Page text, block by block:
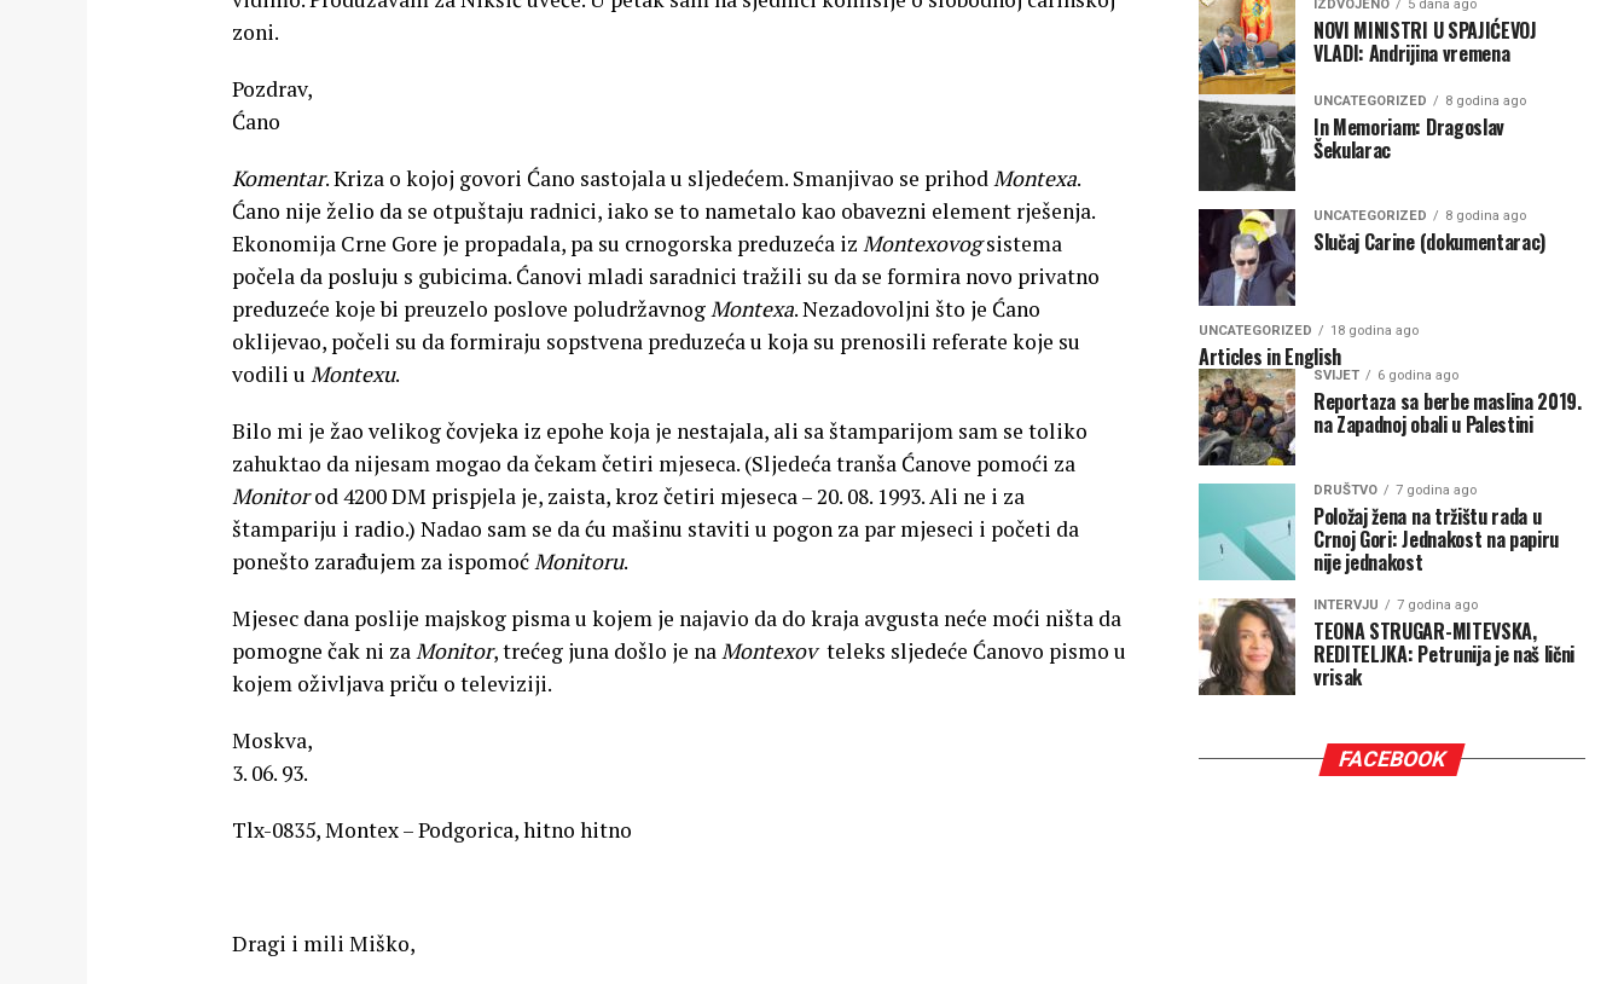
zoni.
Pozdrav,
Ćano
Komentar. Kriza o kojoj govori Ćano sastojala u sljedećem. Smanjivao se prihodMontexa.
́Ćano nije želio da se otpuštaju radnici, iako se to nametalo kao obavezni element rješenja.
Ekonomija Crne Gore je propadala, pa su crnogorska preduzeća iz Montexovogsistema
počela da posluju s gubicima. Ćanovi mladi saradnici tražili su da se formira novo privatno
preduzeće koje bi preuzelo poslove poludržavnogMontexa. Nezadovoljni što je Ćano
oklijevao, počeli su da formiraju sopstvena preduzeća u koja su prenosili referate koje su
vodili u Montexu.
Bilo mi je žao velikog čovjeka iz epohe koja je nestajala, ali sa štamparijom sam se toliko
zahuktao da nijesam mogao da čekam četiri mjeseca. (Sljedeća tranša Ćanove pomoći za
Monitorod 4200 DM prispjela je, zaista, kroz četiri mjeseca – 20. 08. 1993. Ali ne i za
štampariju i radio.) Nadao sam se da ću mašinu staviti u pogon za par mjeseci i početi da
ponešto zarađujem za ispomoćMonitoru.
Mjesec dana poslije majskog pisma u kojem je najavio da do kraja avgusta neće moći ništa da
pomogne čak ni zaMonitor, trećeg juna došlo je naMontexovteleks sljedeće Ćanovo pismo u
kojem oživljava priču o televiziji.
Moskva,
3. 06. 93.
Tlx-0835, Montex – Podgorica, hitno hitno
Dragi i mili Miško,
IZDVOJENO 5 dana ago
NOVI MINISTRI U SPAJIĆEVOJ
VLADI: Andrijina vremena
UNCATEGORIZED 8 godina ago
In Memoriam: Dragoslav
Šekularac
UNCATEGORIZED 8 godina ago
Slučaj Carine (dokumentarac)
UNCATEGORIZED 18 godina ago
Articles in English
SVIJET 6 godina ago
Reportaza sa berbe maslina 2019.
na Zapadnoj obali u Palestini
DRUŠTVO 7 godina ago
Položaj žena na tržištu rada u
Crnoj Gori: Jednakost na papiru
nije jednakost
INTERVJU 7 godina ago
TEONA STRUGAR-MITEVSKA,
REDITELJKA: Petrunija je naš lični
vrisak
FACEBOOK